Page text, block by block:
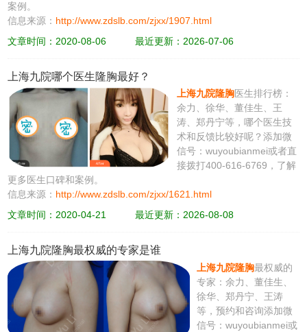
案例。
信息来源： http://www.zdslb.com/zjxx/1907.html
文章时间：2020-08-06
最近更新：2026-07-06
上海九院哪个医生隆胸最好？
上海九院隆胸医生排行榜：
余力、徐华、董佳生、王
涛、郑丹宁等，哪个医生技
术和反馈比较好呢？添加微
信号：wuyoubianmei或者直
接拨打400-616-6769，了解
更多医生口碑和案例。
信息来源： http://www.zdslb.com/zjxx/1621.html
文章时间：2020-04-21
最近更新：2026-08-08
上海九院隆胸最权威的专家是谁
上海九院隆胸最权威的
专家：余力、董佳生、
徐华、郑丹宁、王涛
等，预约和咨询添加微
信号：wuyoubianmei或